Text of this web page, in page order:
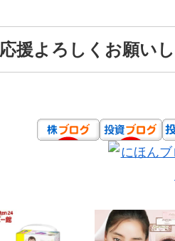
応援よろしくお願い